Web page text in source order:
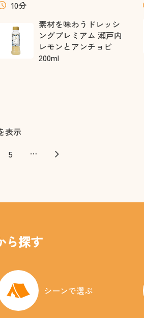
10分
素材を味わうドレッシ
ングプレミアム 瀬戸内
レモンとアンチョビ
200ml
表示
5 …
ら探す
シーンで選ぶ